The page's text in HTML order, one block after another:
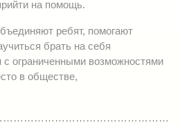
на помощь.
ребят, помогают
брать на себя
с ограниченными возможностями
в обществе,